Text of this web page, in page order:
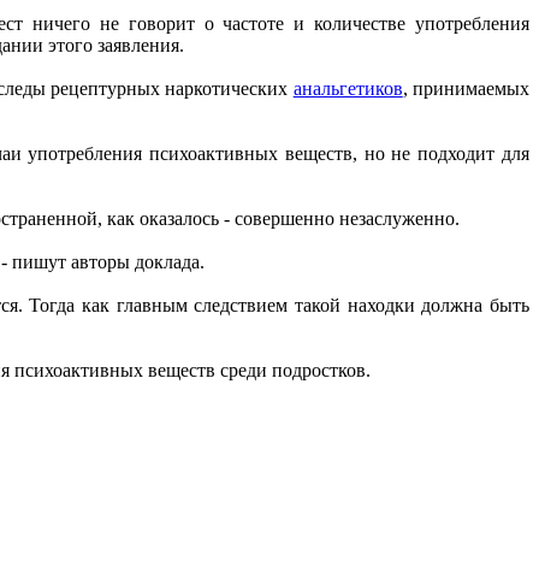
ничего не говорит о частоте и количестве употребления
этого заявления.
рецептурных наркотических анальгетиков, принимаемых
употребления психоактивных веществ, но не подходит для
как оказалось - совершенно незаслуженно.
пишут авторы доклада.
Тогда как главным следствием такой находки должна быть
веществ среди подростков.